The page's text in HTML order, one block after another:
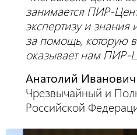
занимается ПИР-
экспертизу и
за помощь, которую
оказывает нам ПИР-
Анатолий
Чрезвычайный и
Российской